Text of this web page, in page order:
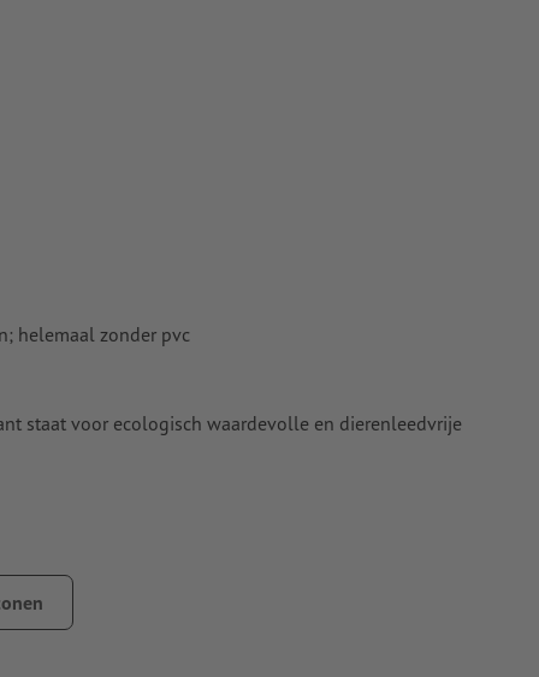
helemaal zonder pvc
staat voor ecologisch waardevolle en dierenleedvrije
bij het plakken op mobiele telefoons of portemonnees,